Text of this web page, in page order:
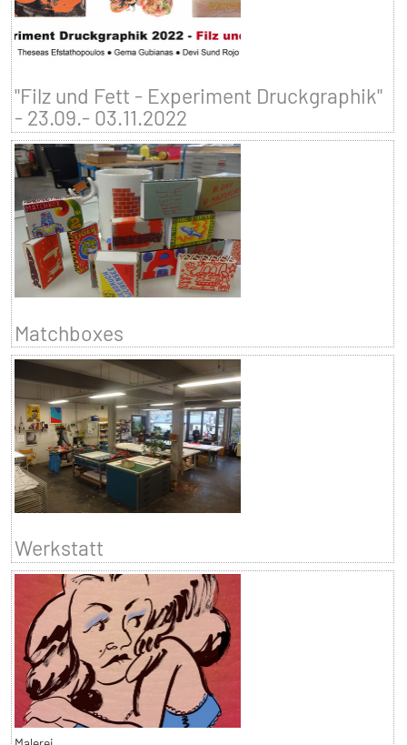
"Filz und Fett - Experiment Druckgraphik"
- 23.09.- 03.11.2022
Matchboxes
Werkstatt